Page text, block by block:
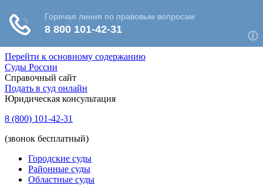
Перейти к основному содержанию
Суды России
Справочный сайт
Подать в суд онлайн
Юридическая консультация
8 (800) 101-42-31
(звонок бесплатный)
Городские суды
Районные суды
Областные суды